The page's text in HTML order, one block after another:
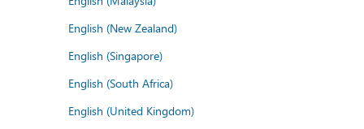
English (New Zealand)
English (Singapore)
English (South Africa)
English (United Kingdom)